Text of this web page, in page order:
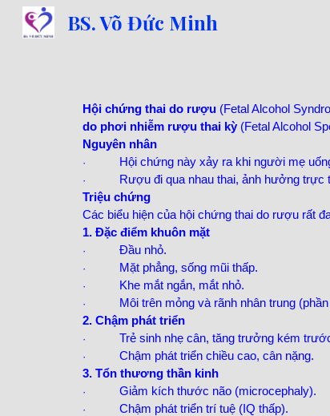
BS. Võ Đức Minh
Hội chứng thai do rượu(Fetal Alcohol
do phơi nhiễm rượu thai kỳ(Fetal Alcohol
Nguyên nhân
· Hội chứng này xảy ra khi người mẹ
·
Rượu đi qua nhau thai, ảnh hưởng trực
Triệu chứng
Các biểu hiện của hội chứng thai do rượu rất
1. Đặc điểm khuôn mặt
· Đầu nhỏ.
· Mặt phẳng, sống mũi thấp.
· Khe mắt ngắn, mắt nhỏ.
·
Môi trên mỏng và rãnh nhân trung
2. Chậm phát triển
· Trẻ sinh nhẹ cân, tăng trưởng kém
·
Chậm phát triển chiều cao, cân nặng.
3. Tổn thương thần kinh
· Giảm kích thước não (microcephaly).
· Chậm phát triển trí tuệ (IQ thấp).